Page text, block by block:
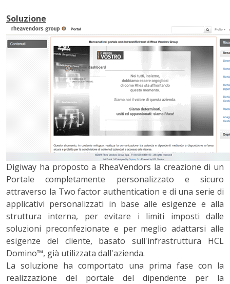
Soluzione
Digiway ha proposto a RheaVendors la creazione di un
Portale completamente personalizzato e sicuro
attraverso la Two factor authentication e di una serie di
applicativi personalizzati in base alle esigenze e alla
struttura interna, per evitare i limiti imposti dalle
soluzioni preconfezionate e per meglio adattarsi alle
esigenze del cliente, basato sull'infrastruttura HCL
Domino™, già utilizzata dall'azienda.
La soluzione ha comportato una prima fase con la
realizzazione del portale del dipendente per la